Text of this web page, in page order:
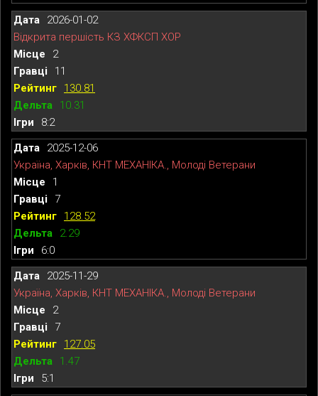
2026-01-02
Відкрита першість КЗ ХФКСП ХОР
2
11
130.81
10.31
8:2
2025-12-06
Україна, Харків, КНТ МЕХАНІКА., Молоді Ветерани
1
7
128.52
2.29
6:0
2025-11-29
Україна, Харків, КНТ МЕХАНІКА., Молоді Ветерани
2
7
127.05
1.47
5:1